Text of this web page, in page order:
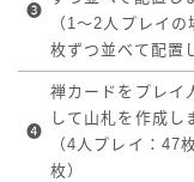
❸
（1～2人プレイ
枚ずつ並べて配置
❹
禅カードをプレイ
して山札を作成し
（4人プレイ：47
枚）